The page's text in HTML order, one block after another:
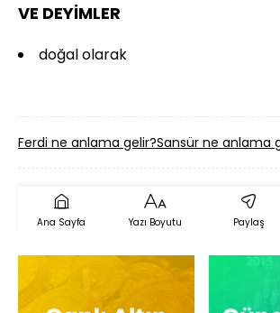
VE DEYİMLER
doğal olarak
Ferdi ne anlama gelir?Sansür ne anlama
Ana Sayfa Yazı Boyutu Paylaş